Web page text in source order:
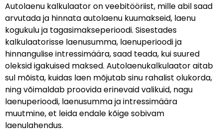
Autolaenu kalkulaator on veebitööriist, mille abil saad
arvutada ja hinnata autolaenu kuumakseid, laenu
kogukulu ja tagasimakseperioodi. Sisestades
kalkulaatorisse laenusumma, laenuperioodi ja
hinnangulise intressimäära, saad teada, kui suured
oleksid igakuised maksed. Autolaenukalkulaator aitab
sul mõista, kuidas laen mõjutab sinu rahalist olukorda,
ning võimaldab proovida erinevaid valikuid, nagu
laenuperioodi, laenusumma ja intressimäära
muutmine, et leida endale kõige sobivam
laenulahendus.